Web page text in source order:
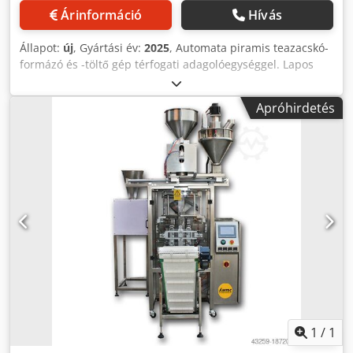
a szokásos használt áraknál. Csak kérdezzen, és mondja el
nekünk csomagolási feladatát. - Általában 30-50 féle új gép
azonnal raktárról elérhető. Ezen túlmenően nagyon rövid,
körülbelül 3 hetes szállítási időnk van az ügyfelek
specifikációi szerint gyártott gépekre. - Minden gép teljes
Árinformáció Hívás
Állapot: új, Gyártási év: 2025, Automata piramis teazacskó-
formázó és -töltő gép térfogati adagolóegységgel. Lapos
teafilterekhez is alkalmas. Zsákképzési módszer:
ultrahangos hegesztés. A címkét és a cérnát már be kell
építeni a fóliába. - Műszaki adatok: max. gépi ciklusszám
alapjáraton: 50 ciklus percenként; Adagolási térfogat: 5-40
cm³; Teászacskó űrtartalma: 1,5-10g; Teászacskó méretei:
Piramis tasakok: 50 / 60 / 70 / 80 mm; Lapos táska LxW:
50x50 / 60 × 58 / 70 × 65 / 80 × 72 mm; A zacskó anyagának
tekercsszélessége: 120 / 140 / 160 / 180 mm; megfelelő
táska anyaga: P.E.T / nem szőtt szövet / nylon szövet;
Tápellátás: 220V, 50/60Hz; Teljesítményfelvétel: 1,2 kW;
szükséges sűrített levegő: 0,6 MPa; Sűrített levegő
fogyasztás: 100l/perc; A gép méretei HxSzxM:
924x1130x2100mm; Súly: 420 kg. Felhívjuk figyelmét, hogy
új áraink gyakran alacsonyabbak a szokásos használt
áraknál. Csak kérdezzen, és mondja el nekünk csomagolási
feladatát. - Általában 30-50 féle új gép azonnal raktárról
elérhető. Ezen túlmenően nagyon rövid, körülbelül 3 hetes
Apróhirdetés
1 / 1